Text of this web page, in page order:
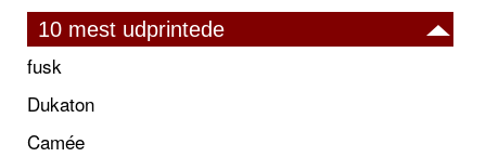
10 mest udprintede
fusk
Dukaton
Camée